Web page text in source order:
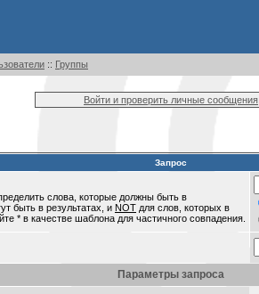
:: Группы
Войти и проверить личные сообщения
Запрос
слова, которые должны быть в
быть в результатах, и NOT для слов, которых в
* в качестве шаблона для частичного совпадения.
Параметры запроса